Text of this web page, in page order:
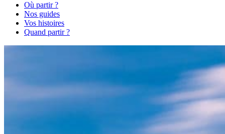
Où partir ?
Nos guides
Vos histoires
Quand partir ?